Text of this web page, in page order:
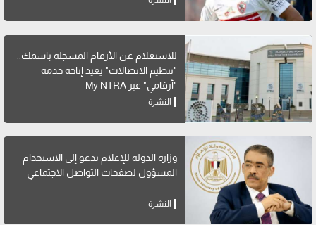
للاستعلام عن الأرقام المسجلة باسمك..
"تنظيم الاتصالات" يعيد إتاحة خدمة
"أرقامي" عبر My NTRA
النشرة
وزارة الدولة للإعلام تدعو إلى الاستخدام
المسؤول لصفحات التواصل الاجتماعي
النشرة